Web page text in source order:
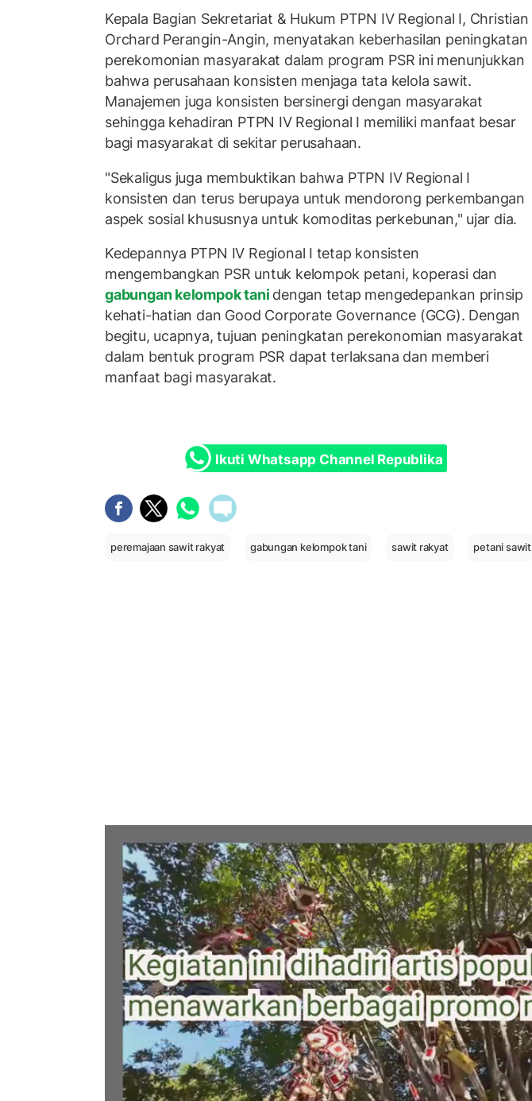
Kepala Bagian Sekretariat & Hukum PTPN IV Regional I, Christian
Orchard Perangin-Angin, menyatakan keberhasilan peningkatan
perekomonian masyarakat dalam program PSR ini menunjukkan
bahwa perusahaan konsisten menjaga tata kelola sawit.
Manajemen juga konsisten bersinergi dengan masyarakat
sehingga kehadiran PTPN IV Regional I memiliki manfaat besar
bagi masyarakat di sekitar perusahaan.
"Sekaligus juga membuktikan bahwa PTPN IV Regional I
konsisten dan terus berupaya untuk mendorong perkembangan
aspek sosial khususnya untuk komoditas perkebunan," ujar dia.
Kedepannya PTPN IV Regional I tetap konsisten
mengembangkan PSR untuk kelompok petani, koperasi dan
gabungan kelompok tani dengan tetap mengedepankan prinsip
kehati-hatian dan Good Corporate Governance (GCG). Dengan
begitu, ucapnya, tujuan peningkatan perekonomian masyarakat
dalam bentuk program PSR dapat terlaksana dan memberi
manfaat bagi masyarakat.
Ikuti Whatsapp Channel Republika
peremajaan sawit rakyat gabungan kelompok tani sawit rakyat petani sawit